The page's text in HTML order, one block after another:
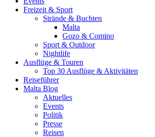
Freizeit & Sport
Strände & Buchten
Malta
Gozo & Comino
Sport & Outdoor
Nightlife
Ausflüge & Touren
Top 30 Ausflüge & Aktivitäten
Reiseführer
Malta Blog
Aktuelles
Events
Politik
Presse
Reisen